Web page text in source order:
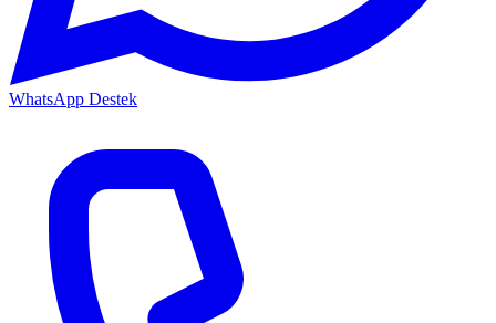
WhatsApp Destek